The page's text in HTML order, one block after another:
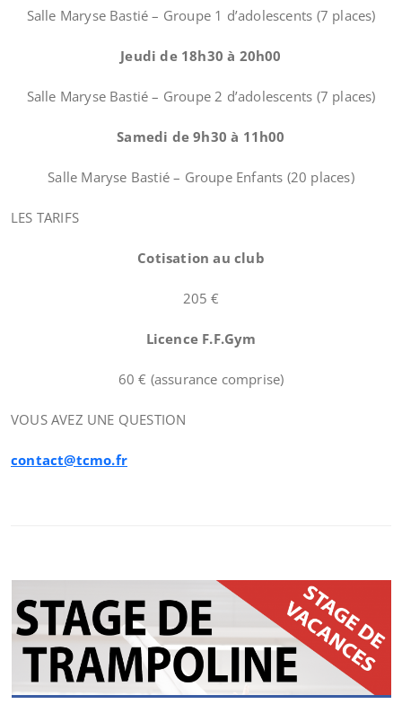
Salle Maryse Bastié – Groupe 1 d’adolescents (7 places)
Jeudi de 18h30 à 20h00
Salle Maryse Bastié – Groupe 2 d’adolescents (7 places)
Samedi de 9h30 à 11h00
Salle Maryse Bastié – Groupe Enfants (20 places)
LES TARIFS
Cotisation au club
205 €
Licence F.F.Gym
60 € (assurance comprise)
VOUS AVEZ UNE QUESTION
contact@tcmo.fr